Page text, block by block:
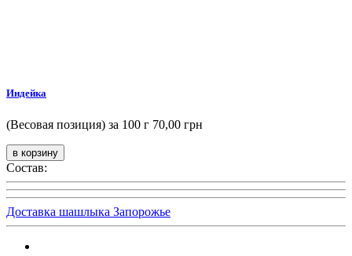
Индейка
(Весовая позиция) за 100 г 70,00 грн
Состав:
Доставка шашлыка Запорожье